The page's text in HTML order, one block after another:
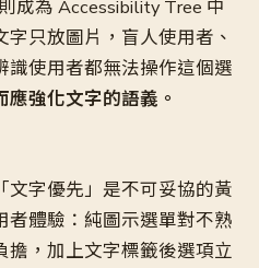
成為 Accessibility Tree 中
只放圖片，盲人使用者、
使用者都無法操作這個選
強化文字的語義。
文字優先」是不可妥協的黃
者體驗：純圖示選單對不熟
擔，加上文字標籤後選項立